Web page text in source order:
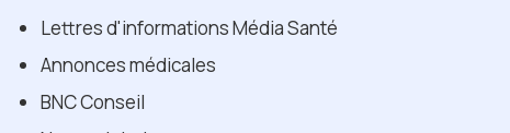
Lettres d'informations Média Santé
Annonces médicales
BNC Conseil